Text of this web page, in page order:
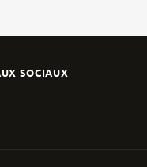
SOCIAUX